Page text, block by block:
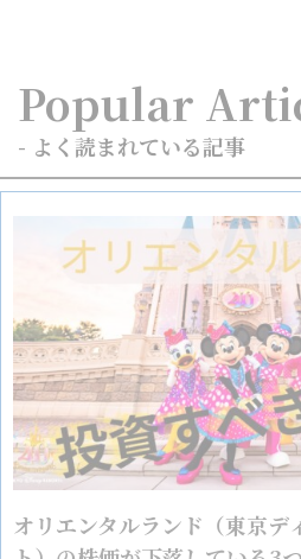
Popular
- よく読まれている記事
オリエンタルランド（東京デ